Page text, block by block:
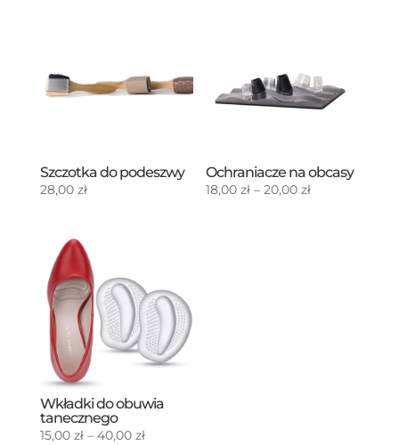
Szczotka do podeszwy
28,00 zł
Ochraniacze na obcasy
18,00zł – 20,00złZakres
Wkładki do obuwia
tanecznego
15,00 zł – 40,00 złZakres